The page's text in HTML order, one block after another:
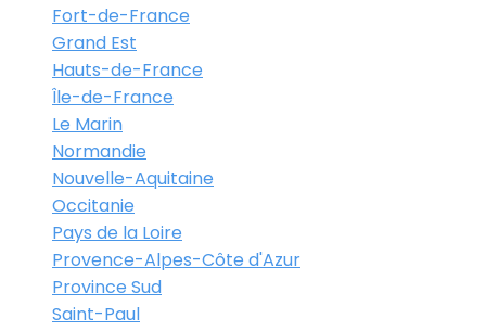
Fort-de-France
Grand Est
Hauts-de-France
Île-de-France
Le Marin
Normandie
Nouvelle-Aquitaine
Occitanie
Pays de la Loire
Provence-Alpes-Côte d'Azur
Province Sud
Saint-Paul